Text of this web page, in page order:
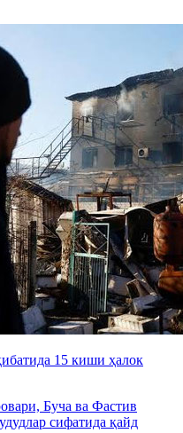
15 киши ҳалок
Буча ва Фастив
сифатида қайд